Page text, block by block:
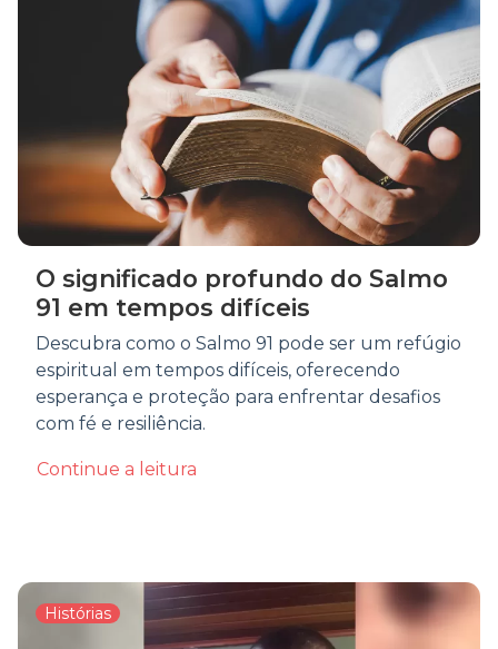
O significado profundo do Salmo
91 em tempos difíceis
Descubra como o Salmo 91 pode ser um refúgio
espiritual em tempos difíceis, oferecendo
esperança e proteção para enfrentar desafios
com fé e resiliência.
Continue a leitura
Histórias